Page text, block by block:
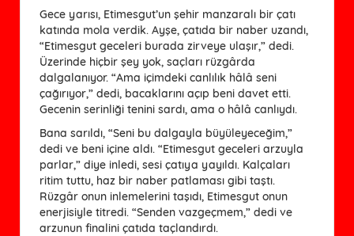
Gece yarısı, Etimesgut’un şehir manzaralı bir çatı
katında mola verdik. Ayşe, çatıda bir naber uzandı,
“Etimesgut geceleri burada zirveye ulaşır,” dedi.
Üzerinde hiçbir şey yok, saçları rüzgârda
dalgalanıyor. “Ama içimdeki canlılık hâlâ seni
çağırıyor,” dedi, bacaklarını açıp beni davet etti.
Gecenin serinliği tenini sardı, ama o hâlâ canlıydı.
Bana sarıldı, “Seni bu dalgayla büyüleyeceğim,”
dedi ve beni içine aldı. “Etimesgut geceleri arzuyla
parlar,” diye inledi, sesi çatıya yayıldı. Kalçaları
ritim tuttu, haz bir naber patlaması gibi taştı.
Rüzgâr onun inlemelerini taşıdı, Etimesgut onun
enerjisiyle titredi. “Senden vazgeçmem,” dedi ve
arzunun finalini çatıda taçlandırdı.